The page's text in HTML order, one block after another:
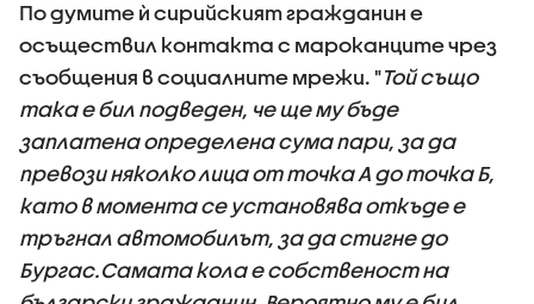
По думите ѝ сирийският гражданин е
осъществил контакта с мароканците чрез
съобщения в социалните мрежи. "Той също
така е бил подведен, че ще му бъде
заплатена определена сума пари, за да
превози няколко лица от точка А до точка Б,
като в момента се установява откъде е
тръгнал автомобилът, за да стигне до
Бургас.Самата кола е собственост на